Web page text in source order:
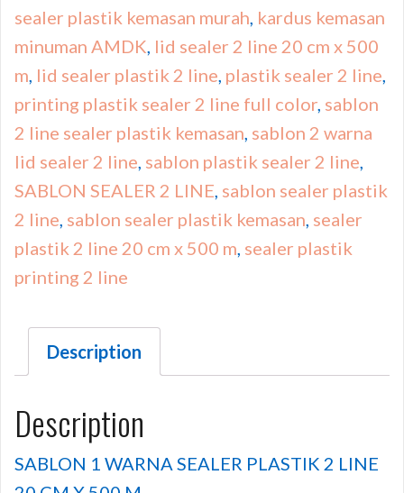
sealer plastik kemasan murah kardus kemasan
minuman AMDK lid sealer 2 line 20 cm x 500
m lid sealer plastik 2 line plastik sealer 2 line
printing plastik sealer 2 line full color sablon
2 line sealer plastik kemasan sablon 2 warna
lid sealer 2 line sablon plastik sealer 2 line
SABLON SEALER 2 LINE sablon sealer plastik
2 line sablon sealer plastik kemasan sealer
plastik 2 line 20 cm x 500 m sealer plastik
printing 2 line
Description
Description
SABLON 1 WARNA SEALER PLASTIK 2 LINE